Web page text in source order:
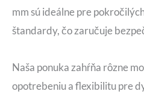
mm sú ideálne pre
štandardy, čo zaručuje
Naša ponuka zahŕňa rôzne
opotrebeniu a flexibilitu pre